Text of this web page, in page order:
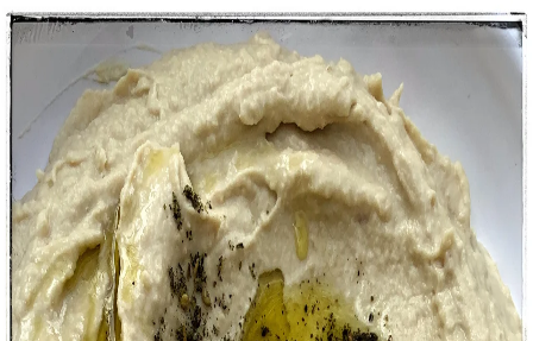
Recettes
Traiteur
Tag
# Hommos
1recettedans cette sélection.
Voir dans la recherche
hommos à l'ail confit